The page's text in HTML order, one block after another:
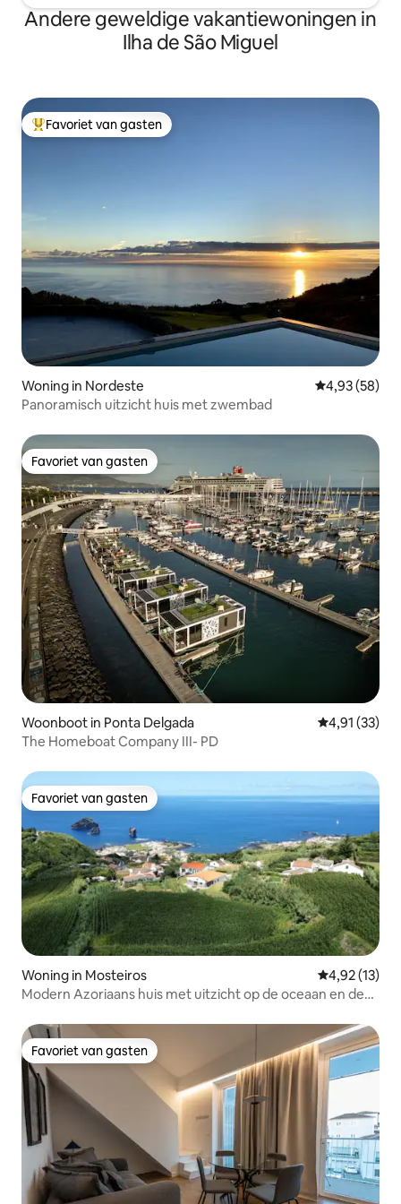
Andere geweldige vakantiewoningen in
Ilha de São Miguel
Topfavoriet van gasten
Favoriet van gasten
Woning in Nordeste Gemiddelde
4,93 (58)
Panoramisch uitzicht huis met zwembad
Favoriet van gasten
Favoriet van gasten
Woonboot in Ponta Delgada Gemiddelde
4,91 (33)
The Homeboat Company III- PD
Favoriet van gasten
Favoriet van gasten
Woning in Mosteiros Gemiddelde
4,92 (13)
Modern Azoriaans huis met uitzicht op de oceaan en de
Favoriet van gasten
Favoriet van gasten